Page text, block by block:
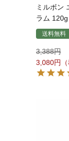
ミルボン
ラム 120g
送料無料
3,388
3,080